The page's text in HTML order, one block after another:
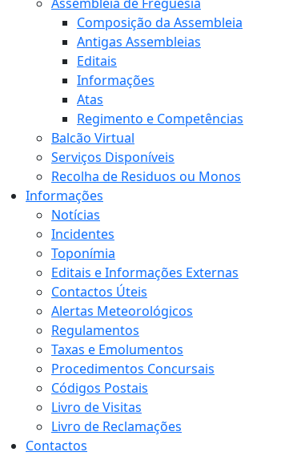
Composição da Assembleia
Antigas Assembleias
Editais
Informações
Atas
Regimento e Competências
Balcão Virtual
Serviços Disponíveis
Recolha de Residuos ou Monos
Informações
Notícias
Incidentes
Toponímia
Editais e Informações Externas
Contactos Úteis
Alertas Meteorológicos
Regulamentos
Taxas e Emolumentos
Procedimentos Concursais
Códigos Postais
Livro de Visitas
Livro de Reclamações
Contactos